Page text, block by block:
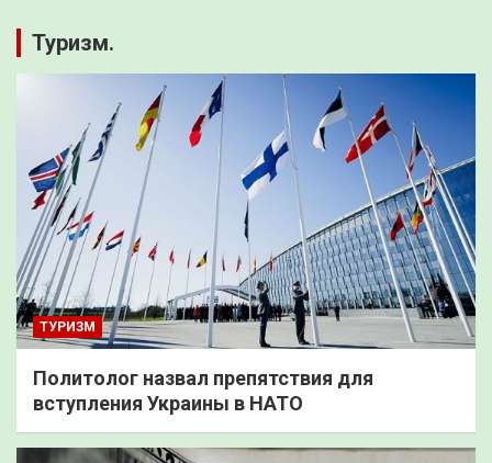
Туризм.
ТУРИЗМ
Политолог назвал препятствия для
вступления Украины в НАТО